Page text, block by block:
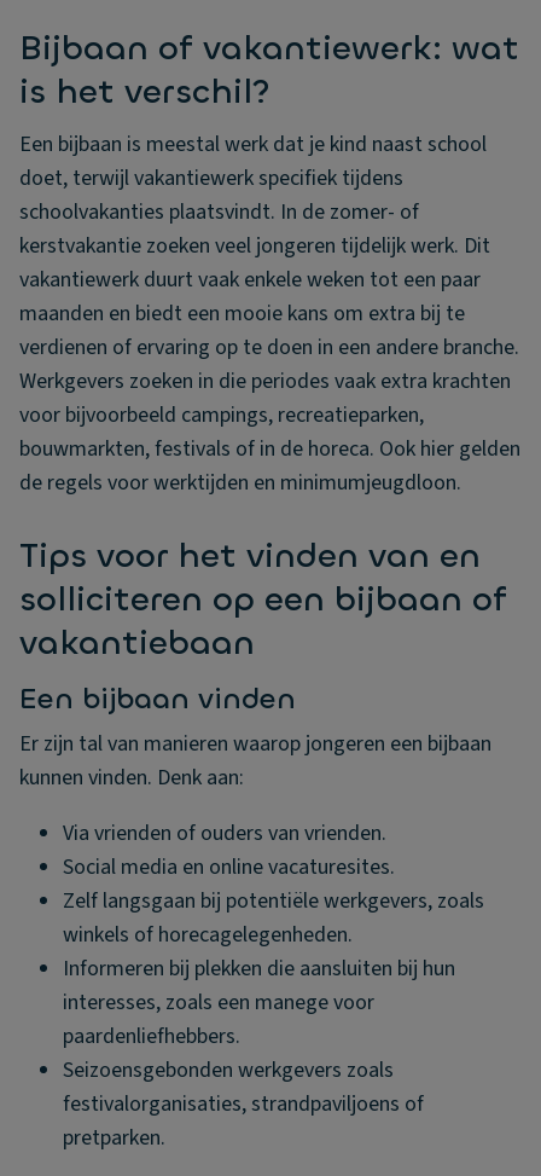
Bijbaan of vakantiewerk: wat
is het verschil?
Een bijbaan is meestal werk dat je kind naast school
doet, terwijl vakantiewerk specifiek tijdens
schoolvakanties plaatsvindt. In de zomer- of
kerstvakantie zoeken veel jongeren tijdelijk werk. Dit
vakantiewerk duurt vaak enkele weken tot een paar
maanden en biedt een mooie kans om extra bij te
verdienen of ervaring op te doen in een andere branche.
Werkgevers zoeken in die periodes vaak extra krachten
voor bijvoorbeeld campings, recreatieparken,
bouwmarkten, festivals of in de horeca. Ook hier gelden
de regels voor werktijden en minimumjeugdloon.
Tips voor het vinden van en
solliciteren op een bijbaan of
vakantiebaan
Een bijbaan vinden
Er zijn tal van manieren waarop jongeren een bijbaan
kunnen vinden. Denk aan:
Via vrienden of ouders van vrienden.
Social media en online vacaturesites.
Zelf langsgaan bij potentiële werkgevers, zoals
winkels of horecagelegenheden.
Informeren bij plekken die aansluiten bij hun
interesses, zoals een manege voor
paardenliefhebbers.
Seizoensgebonden werkgevers zoals
festivalorganisaties, strandpaviljoens of
pretparken.